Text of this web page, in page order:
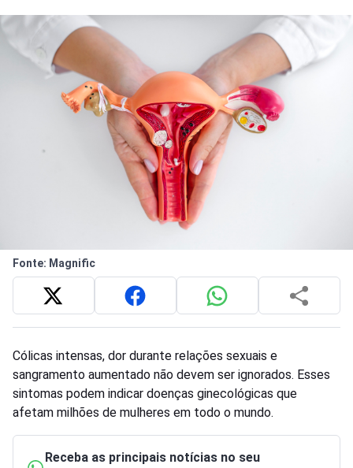
Fonte: Magnific
Cólicas intensas, dor durante relações sexuais e
sangramento aumentado não devem ser ignorados. Esses
sintomas podem indicar doenças ginecológicas que
afetam milhões de mulheres em todo o mundo.
Receba as principais notícias no seu